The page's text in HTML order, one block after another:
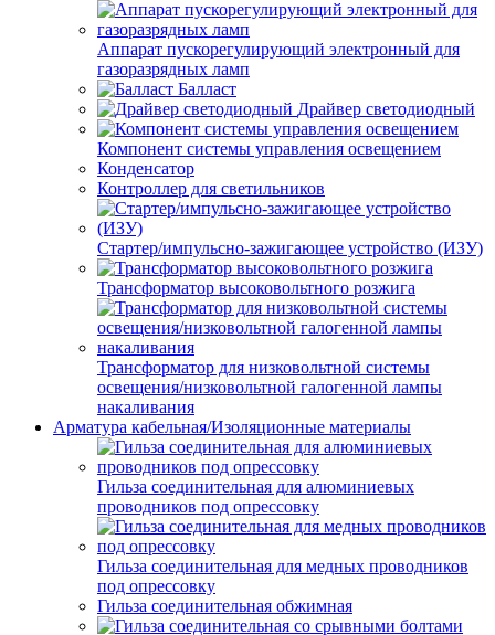
Аппарат пускорегулирующий электронный для
газоразрядных ламп
Балласт
Драйвер светодиодный
Компонент системы управления освещением
Конденсатор
Контроллер для светильников
Стартер/импульсно-зажигающее устройство (ИЗУ)
Трансформатор высоковольтного розжига
Трансформатор для низковольтной системы
освещения/низковольтной галогенной лампы
накаливания
Арматура кабельная/Изоляционные материалы
Гильза соединительная для алюминиевых
проводников под опрессовку
Гильза соединительная для медных проводников
под опрессовку
Гильза соединительная обжимная